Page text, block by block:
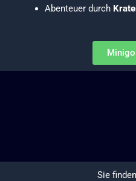
Abenteuer durch
Sie